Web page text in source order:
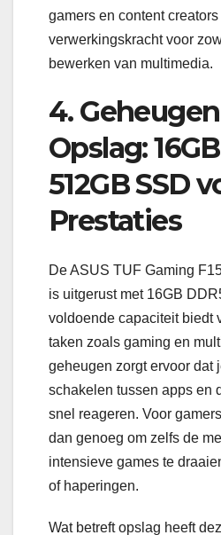
gamers en content
verwerkingskracht voor
bewerken van multimedia.
4.
Opslag:
512GB SSD
Prestaties
De ASUS TUF Gaming
is uitgerust met 16GB
voldoende capaciteit biedt
taken zoals gaming en
geheugen zorgt ervoor dat
schakelen tussen apps en
snel reageren. Voor
dan genoeg om zelfs de
intensieve games te
of haperingen.
Wat betreft opslag heeft